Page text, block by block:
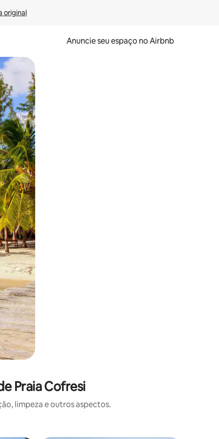
original
Anuncie seu espaço no Airbnb
o dedo na tela.
Praia Cofresi
limpeza e outros aspectos.